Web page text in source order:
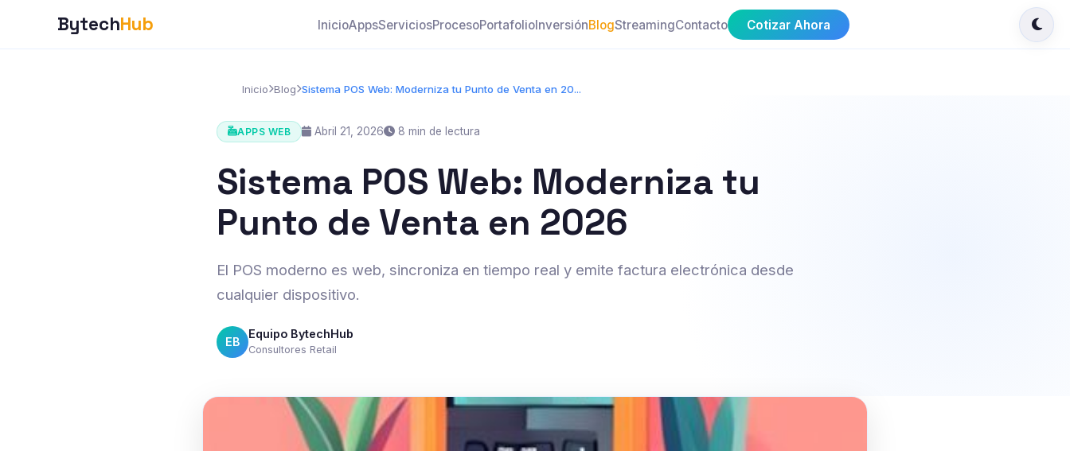
BytechHub InicioAppsServiciosProcesoPortafolioInversiónBlogStreamingContacto Cotizar Ahora
Inicio Blog Sistema POS Web: Moderniza tu Punto de Venta en 20...
APPS WEB Abril 21, 2026 8 min de lectura
Sistema POS Web: Moderniza tu
Punto de Venta en 2026
El POS moderno es web, sincroniza en tiempo real y emite factura electrónica desde
cualquier dispositivo.
EB
Equipo BytechHub
Consultores Retail